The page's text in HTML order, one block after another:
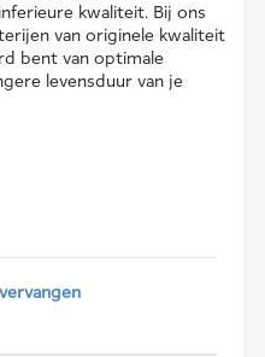
kwaliteit. Bij ons
van originele kwaliteit
bent van optimale
levensduur van je